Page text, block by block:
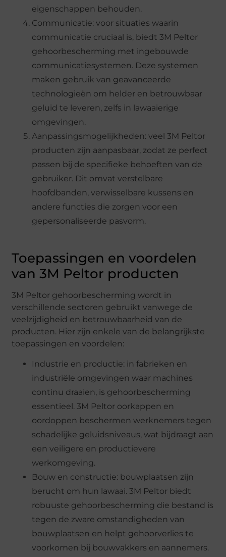
eigenschappen behouden.
Communicatie: voor situaties waarin
communicatie cruciaal is, biedt 3M Peltor
gehoorbescherming met ingebouwde
communicatiesystemen. Deze systemen
maken gebruik van geavanceerde
technologieën om helder en betrouwbaar
geluid te leveren, zelfs in lawaaierige
omgevingen.
Aanpassingsmogelijkheden: veel 3M Peltor
producten zijn aanpasbaar, zodat ze perfect
passen bij de specifieke behoeften van de
gebruiker. Dit omvat verstelbare
hoofdbanden, verwisselbare kussens en
andere functies die zorgen voor een
gepersonaliseerde pasvorm.
Toepassingen en voordelen
van 3M Peltor producten
3M Peltor gehoorbescherming wordt in
verschillende sectoren gebruikt vanwege de
veelzijdigheid en betrouwbaarheid van de
producten. Hier zijn enkele van de belangrijkste
toepassingen en voordelen:
Industrie en productie: in fabrieken en
industriële omgevingen waar machines
continu draaien, is gehoorbescherming
essentieel. 3M Peltor oorkappen en
oordoppen beschermen werknemers tegen
schadelijke geluidsniveaus, wat bijdraagt aan
een veiligere en productievere
werkomgeving.
Bouw en constructie: bouwplaatsen zijn
berucht om hun lawaai. 3M Peltor biedt
robuuste gehoorbescherming die bestand is
tegen de zware omstandigheden van
bouwplaatsen en helpt gehoorverlies te
voorkomen bij bouwvakkers en aannemers.